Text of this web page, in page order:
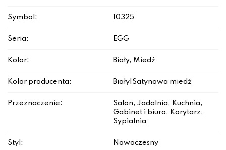
Symbol: 10325
Seria: EGG
Kolor: Biały, Miedź
Kolor producenta: Biały|Satynowa miedź
Przeznaczenie:
Salon, Jadalnia, Kuchnia,
Gabinet i biuro, Korytarz,
Sypialnia
Styl: Nowoczesny